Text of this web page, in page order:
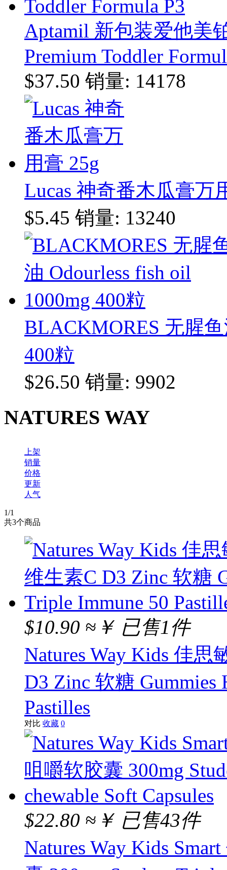
Aptamil 新包装爱他美
Premium Toddler
$37.50 销量: 14178
Lucas 神奇番木瓜膏万
$5.45 销量: 13240
BLACKMORES 无腥
400粒
$26.50 销量: 9902
NATURES WAY
上架
销量
价格
更新
人气
1/1
共3个商品
$10.90 ≈￥ 已售1件
Natures Way Kids 佳
D3 Zinc 软糖 Gummies
Pastilles
对比 收藏 0
$22.80 ≈￥ 已售43件
Natures Way Kids